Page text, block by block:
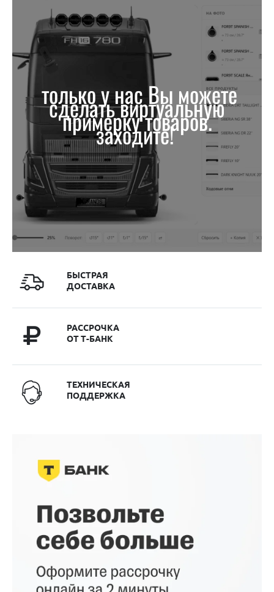
только у нас Вы можете
сделать виртуальную
примерку товаров.
заходите!
БЫСТРАЯ
ДОСТАВКА
РАССРОЧКА
ОТ Т-БАНК
ТЕХНИЧЕСКАЯ
ПОДДЕРЖКА